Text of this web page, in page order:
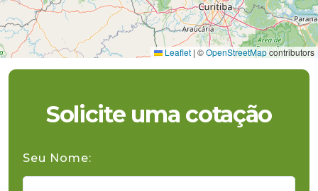
Leaflet | ©OpenStreetMapcontributors
Solicite uma cotação
Seu Nome: